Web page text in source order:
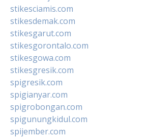
stikesciamis.com
stikesdemak.com
stikesgarut.com
stikesgorontalo.com
stikesgowa.com
stikesgresik.com
spigresik.com
spigianyar.com
spigrobongan.com
spigunungkidul.com
spijember.com